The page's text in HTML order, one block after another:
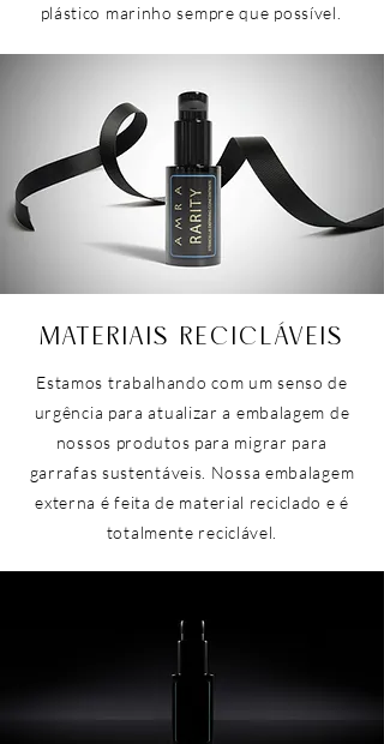
plástico marinho sempre que possível.
MATERIAIS RECICLÁVEIS
Estamos trabalhando com um senso de
urgência para atualizar a embalagem de
nossos produtos para migrar para
garrafas sustentáveis. Nossa embalagem
externa é feita de material reciclado e é
totalmente reciclável.